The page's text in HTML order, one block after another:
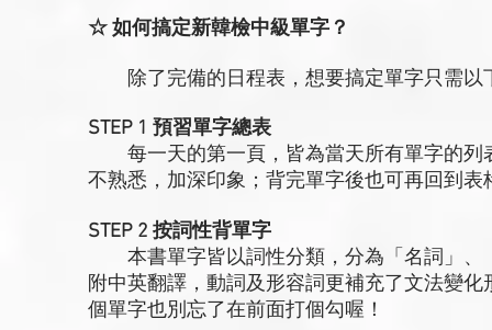
☆ 如何搞定新韓檢中級單字？
除了完備的日程表，想要搞定單字只需以
STEP 1 預習單字總表
每一天的第一頁，皆為當天所有單字的列
不熟悉，加深印象；背完單字後也可再回到表
STEP 2 按詞性背單字
本書單字皆以詞性分類，分為「名詞」、
附中英翻譯，動詞及形容詞更補充了文法變
個單字也別忘了在前面打個勾喔！